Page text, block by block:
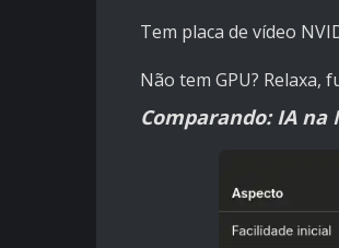
Tem placa de vídeo
Não tem GPU? Relaxa,
Comparando: IA na